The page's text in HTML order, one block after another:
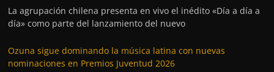
La agrupación chilena presenta en vivo el inédito «Día a día a
día» como parte del lanzamiento del nuevo
Ozuna sigue dominando la música latina con nuevas
nominaciones en Premios Juventud 2026